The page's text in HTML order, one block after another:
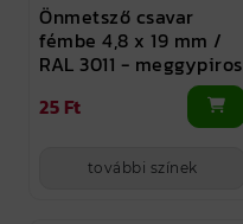
Önmetsző csavar
fémbe 4,8 x 19 mm /
RAL 3011 - meggypiros
25 Ft
további színek